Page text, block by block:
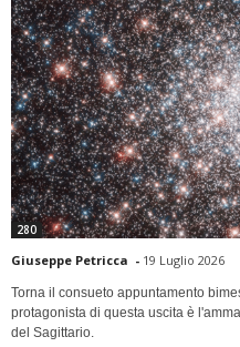
280
Giuseppe Petricca - 19 Luglio 2026
Torna il consueto appuntamento
protagonista di questa uscita è
del Sagittario.